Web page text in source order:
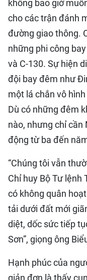
không bao giờ
cho các trận đánh
đường giao thông.
những phi công
và C-130. Sự hiện
đội bay đêm như
một lá chắn vô
Dù có những đêm
nào, nhưng chỉ cần
động từ ba đến
“Chúng tôi vẫn
Chỉ huy Bộ Tư lệnh
có không quân
tải dưới đất mới
diệt, dốc sức tiếp
Sơn”, giọng ông
Hạnh phúc của
giản đơn là thấy